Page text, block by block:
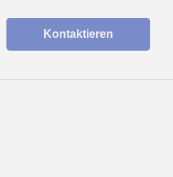
Kontaktieren